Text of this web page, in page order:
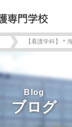
【看護学科】＊
Blog
ブログ